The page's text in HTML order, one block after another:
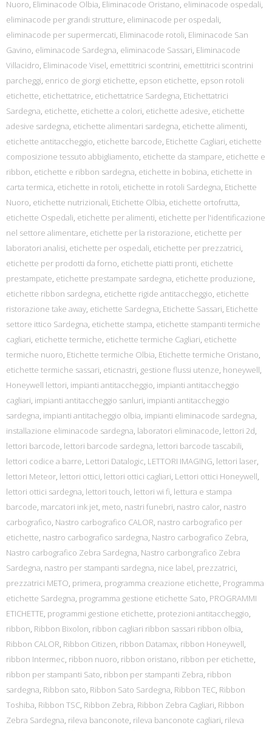
Nuoro, Eliminacode Olbia, Eliminacode Oristano, eliminacode ospedali,
eliminacode per grandi strutture, eliminacode per ospedali,
eliminacode per supermercati, Eliminacode rotoli, Eliminacode San
Gavino, eliminacode Sardegna, eliminacode Sassari, Eliminacode
Villacidro, Eliminacode Visel, emettitrici scontrini, emettitrici scontrini
parcheggi, enrico de giorgi etichette, epson etichette, epson rotoli
etichette, etichettatrice, etichettatrice Sardegna, Etichettatrici
Sardegna, etichette, etichette a colori, etichette adesive, etichette
adesive sardegna, etichette alimentari sardegna, etichette alimenti,
etichette antitaccheggio, etichette barcode, Etichette Cagliari, etichette
composizione tessuto abbigliamento, etichette da stampare, etichette e
ribbon, etichette e ribbon sardegna, etichette in bobina, etichette in
carta termica, etichette in rotoli, etichette in rotoli Sardegna, Etichette
Nuoro, etichette nutrizionali, Etichette Olbia, etichette ortofrutta,
etichette Ospedali, etichette per alimenti, etichette per l'identificazione
nel settore alimentare, etichette per la ristorazione, etichette per
laboratori analisi, etichette per ospedali, etichette per prezzatrici,
etichette per prodotti da forno, etichette piatti pronti, etichette
prestampate, etichette prestampate sardegna, etichette produzione,
etichette ribbon sardegna, etichette rigide antitaccheggio, etichette
ristorazione take away, etichette Sardegna, Etichette Sassari, Etichette
settore ittico Sardegna, etichette stampa, etichette stampanti termiche
cagliari, etichette termiche, etichette termiche Cagliari, etichette
termiche nuoro, Etichette termiche Olbia, Etichette termiche Oristano,
etichette termiche sassari, eticnastri, gestione flussi utenze, honeywell,
Honeywell lettori, impianti antitaccheggio, impianti antitaccheggio
cagliari, impianti antitaccheggio sanluri, impianti antitaccheggio
sardegna, impianti antitacheggio olbia, impianti eliminacode sardegna,
installazione eliminacode sardegna, laboratori eliminacode, lettori 2d,
lettori barcode, lettori barcode sardegna, lettori barcode tascabili,
lettori codice a barre, Lettori Datalogic, LETTORI IMAGING, lettori laser,
lettori Meteor, lettori ottici, lettori ottici cagliari, Lettori ottici Honeywell,
lettori ottici sardegna, lettori touch, lettori wi fi, lettura e stampa
barcode, marcatori ink jet, meto, nastri funebri, nastro calor, nastro
carbografico, Nastro carbografico CALOR, nastro carbografico per
etichette, nastro carbografico sardegna, Nastro carbografico Zebra,
Nastro carbografico Zebra Sardegna, Nastro carbongrafico Zebra
Sardegna, nastro per stampanti sardegna, nice label, prezzatrici,
prezzatrici METO, primera, programma creazione etichette, Programma
etichette Sardegna, programma gestione etichette Sato, PROGRAMMI
ETICHETTE, programmi gestione etichette, protezioni antitaccheggio,
ribbon, Ribbon Bixolon, ribbon cagliari ribbon sassari ribbon olbia,
Ribbon CALOR, Ribbon Citizen, ribbon Datamax, ribbon Honeywell,
ribbon Intermec, ribbon nuoro, ribbon oristano, ribbon per etichette,
ribbon per stampanti Sato, ribbon per stampanti Zebra, ribbon
sardegna, Ribbon sato, Ribbon Sato Sardegna, Ribbon TEC, Ribbon
Toshiba, Ribbon TSC, Ribbon Zebra, Ribbon Zebra Cagliari, Ribbon
Zebra Sardegna, rileva banconote, rileva banconote cagliari, rileva